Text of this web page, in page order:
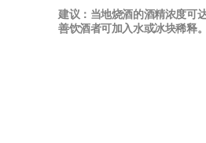
建议：当地烧酒的酒精浓度可
善饮酒者可加入水或冰块稀释。